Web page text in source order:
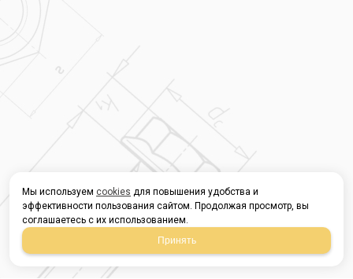
Мы используем cookies для повышения удобства и
эффективности пользования сайтом. Продолжая просмотр, вы
соглашаетесь с их использованием.
Принять